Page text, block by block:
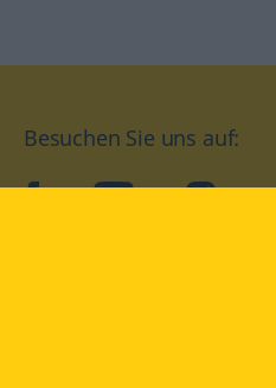
Besuchen Sie uns auf:
facebookYouTube